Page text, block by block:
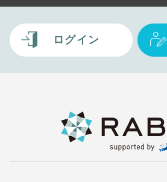
ログイン